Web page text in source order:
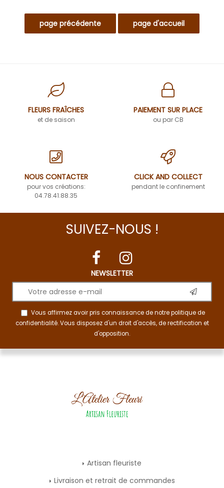
FLEURS FRAÎCHES
et de saison
PAIEMENT SUR PLACE
ou par CB
NOUS CONTACTER
pour vos créations:
04.78.41.88.35
CLICK AND COLLECT
pendant le confinement
SUIVEZ-NOUS !
NEWSLETTER
Vous affirmez avoir pris connaissance de notrepolitique de
confidentialité. Vous disposez d'un droit d'accès, de rectification et
d'opposition.
Artisan fleuriste
Livraison et retrait de commandes